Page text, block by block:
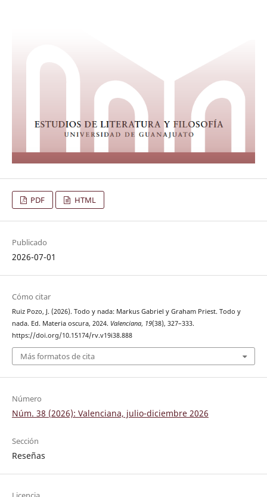
PDF HTML
Publicado
2026-07-01
Cómo citar
Ruiz Pozo, J. (2026). Todo y nada: Markus Gabriel y Graham Priest. Todo y
nada. Ed. Materia oscura, 2024. Valenciana, 19(38), 327–333.
https://doi.org/10.15174/rv.v19i38.888
Más formatos de cita
Número
Núm. 38 (2026): Valenciana, julio-diciembre 2026
Sección
Reseñas